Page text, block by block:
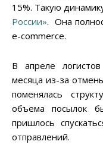
15%. Такую
России». Она
e-commerce.
В апреле
месяца из-за
поменялась
объема посылок
пришлось
отправлений.